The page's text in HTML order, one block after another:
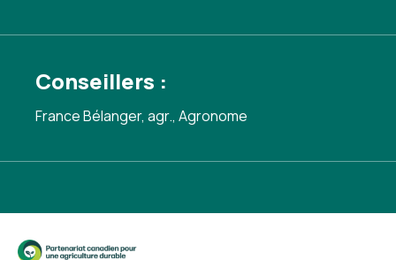
Conseillers :
France Bélanger, agr., Agronome